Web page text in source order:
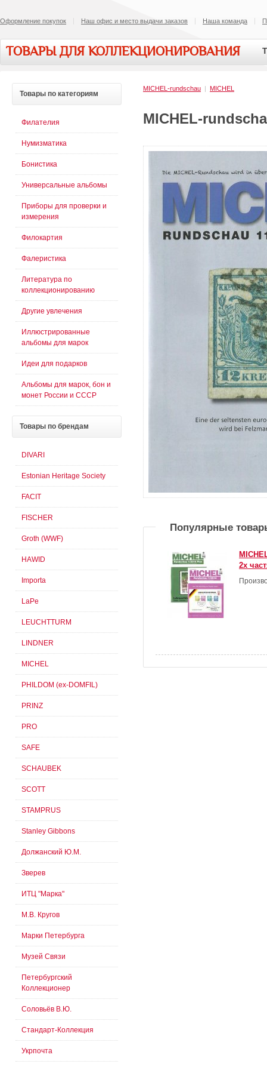
Оформление покупок Наш офис и место выдачи заказов Наша команда
ТОВАРЫ ДЛЯ КОЛЛЕКЦИОНИРОВАНИЯ
MICHEL-rundschau | MICHEL
MICHEL-
Популярные
2х
Товары по категориям
Филателия
Нумизматика
Бонистика
Универсальные альбомы
Приборы для проверки и
измерения
Филокартия
Фалеристика
Литература по
коллекционированию
Другие увлечения
Иллюстрированные
альбомы для марок
Идеи для подарков
Альбомы для марок, бон и
монет России и СССР
Товары по брендам
DIVARI
Estonian Heritage Society
FACIT
FISCHER
Groth (WWF)
HAWID
Importa
LaPe
LEUCHTTURM
LINDNER
MICHEL
PHILDOM (ex-DOMFIL)
PRINZ
PRO
SAFE
SCHAUBEK
SCOTT
STAMPRUS
Stanley Gibbons
Должанский Ю.М.
Зверев
ИТЦ "Марка"
М.В. Кругов
Марки Петербурга
Музей Связи
Петербургский
Коллекционер
Соловьёв В.Ю.
Стандарт-Коллекция
Укрпочта